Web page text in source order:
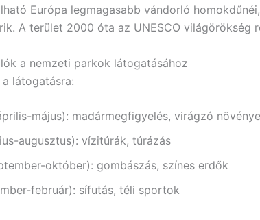
Európa legmagasabb vándorló
A terület 2000 óta az UNESCO világörökség
a nemzeti parkok látogatásához
látogatásra:
május): madármegfigyelés, virágzó
augusztus): vízitúrák, túrázás
október): gombászás, színes erdők
február): sífutás, téli sportok